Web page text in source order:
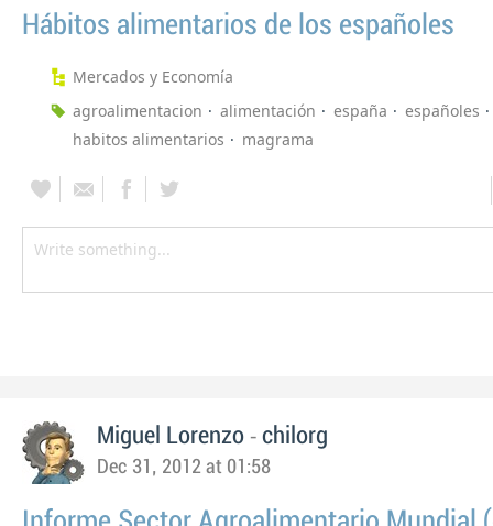
Hábitos alimentarios de los españoles
Mercados y Economía
agroalimentacion
alimentación españa
españoles
habitos alimentarios
magrama
Miguel Lorenzo - chilorg
Dec 31, 2012 at 01:58